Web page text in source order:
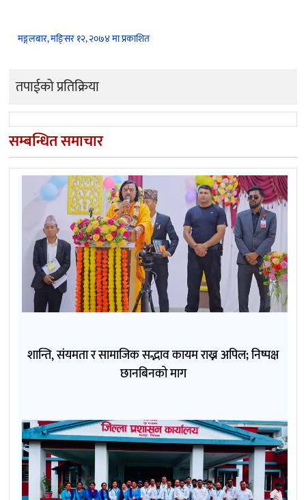
मङ्गलबार, मङि्सर १२, २०७४ मा प्रकाशित
तपाईको प्रतिक्रिया
सम्बन्धित समाचार
शान्ति, संयमता र सामाजिक सद्भाव कायम राख्न अपिल; निष्पक्ष
छानबिनको माग